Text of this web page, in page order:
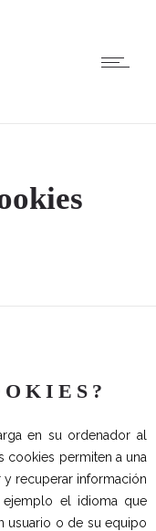
en su ordenador al
cookies permiten a una
y recuperar información
el idioma que
usuario o de su equipo